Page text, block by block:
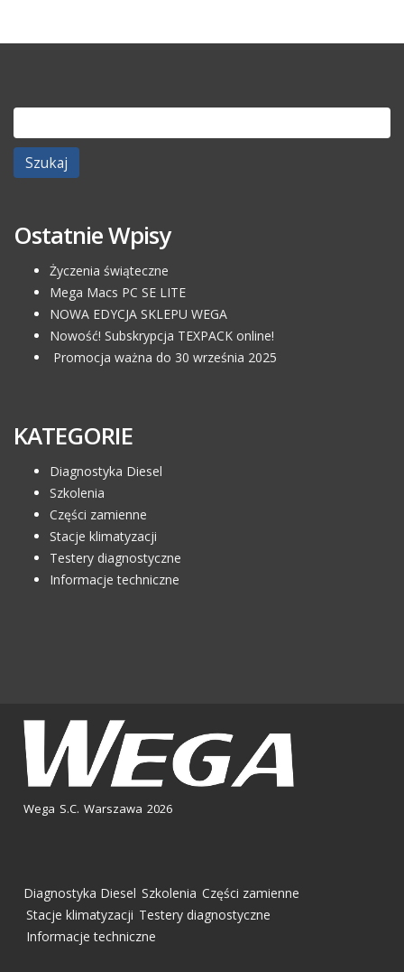
Szukaj:
Ostatnie Wpisy
Życzenia świąteczne
Mega Macs PC SE LITE
NOWA EDYCJA SKLEPU WEGA
Nowość! Subskrypcja TEXPACK online!
Promocja ważna do 30 września 2025
KATEGORIE
Diagnostyka Diesel
Szkolenia
Części zamienne
Stacje klimatyzacji
Testery diagnostyczne
Informacje techniczne
Wega S.C. Warszawa 2026
Diagnostyka Diesel Szkolenia Części zamienne
Stacje klimatyzacji Testery diagnostyczne
Informacje techniczne